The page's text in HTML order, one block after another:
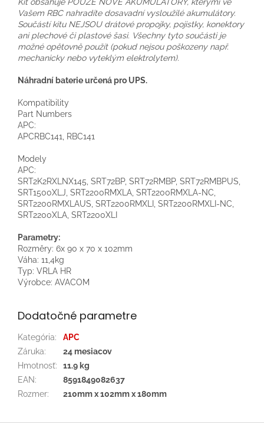
Vašem RBC nahradíte dosavadní vysloužilé akumulátory.
Součástí kitu NEJSOU drátové propojky, pojistky, konektory
ani plechové či plastové šasi. Všechny tyto součásti je
možné opětovně použít (pokud nejsou poškozeny např.
mechanicky nebo vyteklým elektrolytem).
Náhradní baterie určená pro UPS.
Kompatibility
Part Numbers
APC:
APCRBC141, RBC141
Modely
APC:
SRT2K2RXLNX145, SRT72BP, SRT72RMBP, SRT72RMBPUS
SRT1500XLJ, SRT2200RMXLA, SRT2200RMXLA-NC,
SRT2200RMXLAUS, SRT2200RMXLI, SRT2200RMXLI-NC,
SRT2200XLA, SRT2200XLI
Parametry:
Rozměry: 6x 90 x 70 x 102mm
Váha: 11,4kg
Typ: VRLA HR
Výrobce: AVACOM
Dodatočné parametre
Kategória:
APC
Záruka:
24 mesiacov
Hmotnosť:
11.9 kg
EAN:
8591849082637
Rozmer: 210mm x 102mm x 180mm
Z